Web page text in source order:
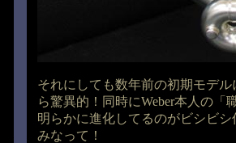
それにしても数年前の初期モデ
ら驚異的！同時にWeber本人の
明らかに進化してるのがビシビ
みなって！